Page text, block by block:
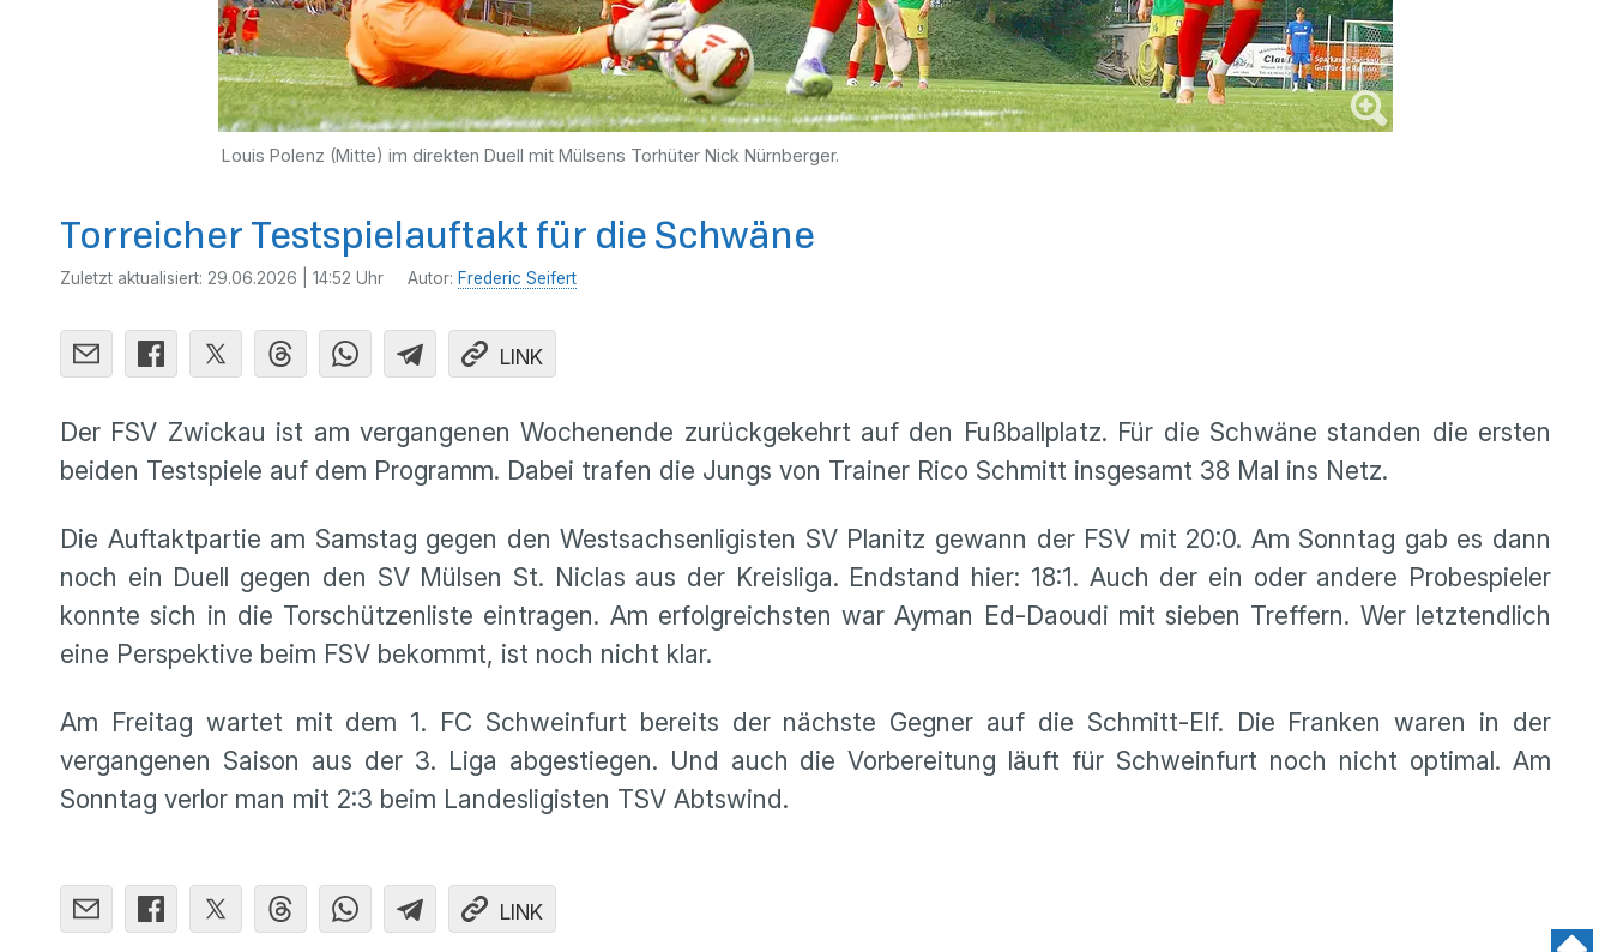
Louis Polenz (Mitte) im direkten Duell mit Mülsens Torhüter Nick Nürnberger.
Torreicher Testspielauftakt für die Schwäne
Zuletzt aktualisiert: 29.06.2026 | 14:52 Uhr Autor: Frederic Seifert
LINK
Der FSV Zwickau ist am vergangenen Wochenende zurückgekehrt auf den Fußballplatz. Für die Schwäne standen die ersten
beiden Testspiele auf dem Programm. Dabei trafen die Jungs von Trainer Rico Schmitt insgesamt 38 Mal ins Netz.
Die Auftaktpartie am Samstag gegen den Westsachsenligisten SV Planitz gewann der FSV mit 20:0. Am Sonntag gab es dann
noch ein Duell gegen den SV Mülsen St. Niclas aus der Kreisliga. Endstand hier: 18:1. Auch der ein oder andere Probespieler
konnte sich in die Torschützenliste eintragen. Am erfolgreichsten war Ayman Ed-Daoudi mit sieben Treffern. Wer letztendlich
eine Perspektive beim FSV bekommt, ist noch nicht klar.
Am Freitag wartet mit dem 1. FC Schweinfurt bereits der nächste Gegner auf die Schmitt-Elf. Die Franken waren in der
vergangenen Saison aus der 3. Liga abgestiegen. Und auch die Vorbereitung läuft für Schweinfurt noch nicht optimal. Am
Sonntag verlor man mit 2:3 beim Landesligisten TSV Abtswind.
LINK